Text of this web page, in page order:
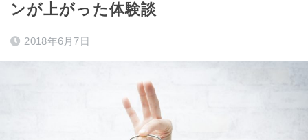
ンが上がった体験談
2018年6月7日